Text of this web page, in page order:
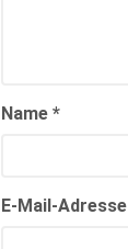
Name *
E-Mail-Adresse